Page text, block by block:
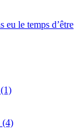
eu le temps d’être
(4)